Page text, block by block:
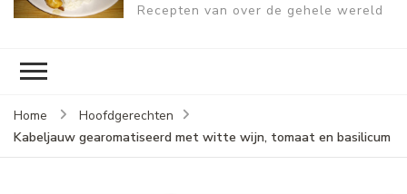
Recepten van over de gehele wereld
Home
Hoofdgerechten
Kabeljauw gearomatiseerd met witte wijn, tomaat en basilicum